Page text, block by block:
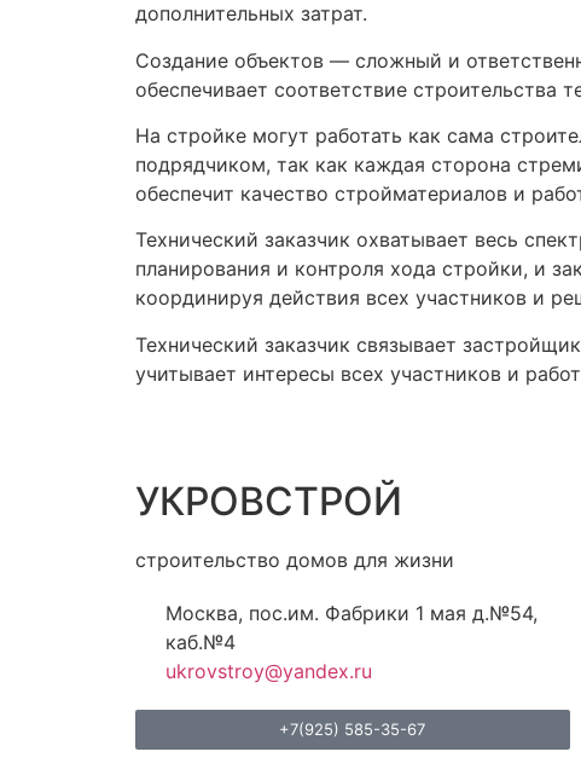
дополнительных затрат.
Создание объектов — сложный и
обеспечивает соответствие строительства
На стройке могут работать как сама
подрядчиком, так как каждая сторона
обеспечит качество стройматериалов и
Технический заказчик охватывает весь
планирования и контроля хода стройки, и
координируя действия всех участников и
Технический заказчик связывает
учитывает интересы всех участников и
УКРОВСТРОЙ
строительство домов для жизни
Москва, пос.им. Фабрики 1 мая д.№54,
каб.№4
ukrovstroy@yandex.ru
+7(925) 585-35-67